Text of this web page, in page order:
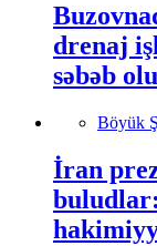
drenaj
səbəb
Böyük
İran